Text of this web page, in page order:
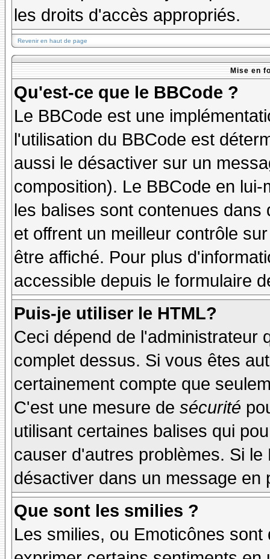
les droits d'accès appropriés.
Revenir en haut de page
Mise en
Qu'est-ce que le BBCode ?
Le BBCode est une
l'utilisation du BBCode est
aussi le désactiver sur un
composition). Le BBCode en
les balises sont contenues
et offrent un meilleur contrôle
être affiché. Pour plus
accessible depuis le formulaire
Puis-je utiliser le HTML?
Ceci dépend de l'administrateur
complet dessus. Si vous êtes
certainement compte que
C'est une mesure de sécurité
utilisant certaines balises qui
causer d'autres problèmes. Si
désactiver dans un message
Que sont les smilies ?
Les smilies, ou Emoticônes